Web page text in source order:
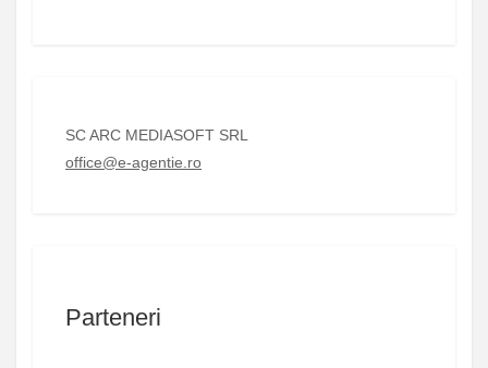
SC ARC MEDIASOFT SRL
office@e-agentie.ro
Parteneri